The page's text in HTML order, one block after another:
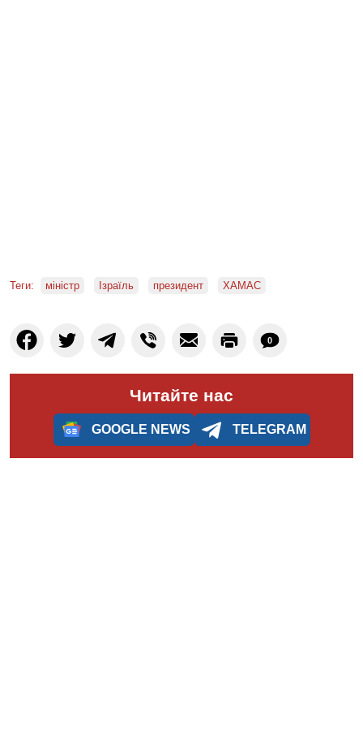
Теги: міністр Ізраїль президент ХАМАС
0
Читайте нас
GOOGLE NEWS TELEGRAM